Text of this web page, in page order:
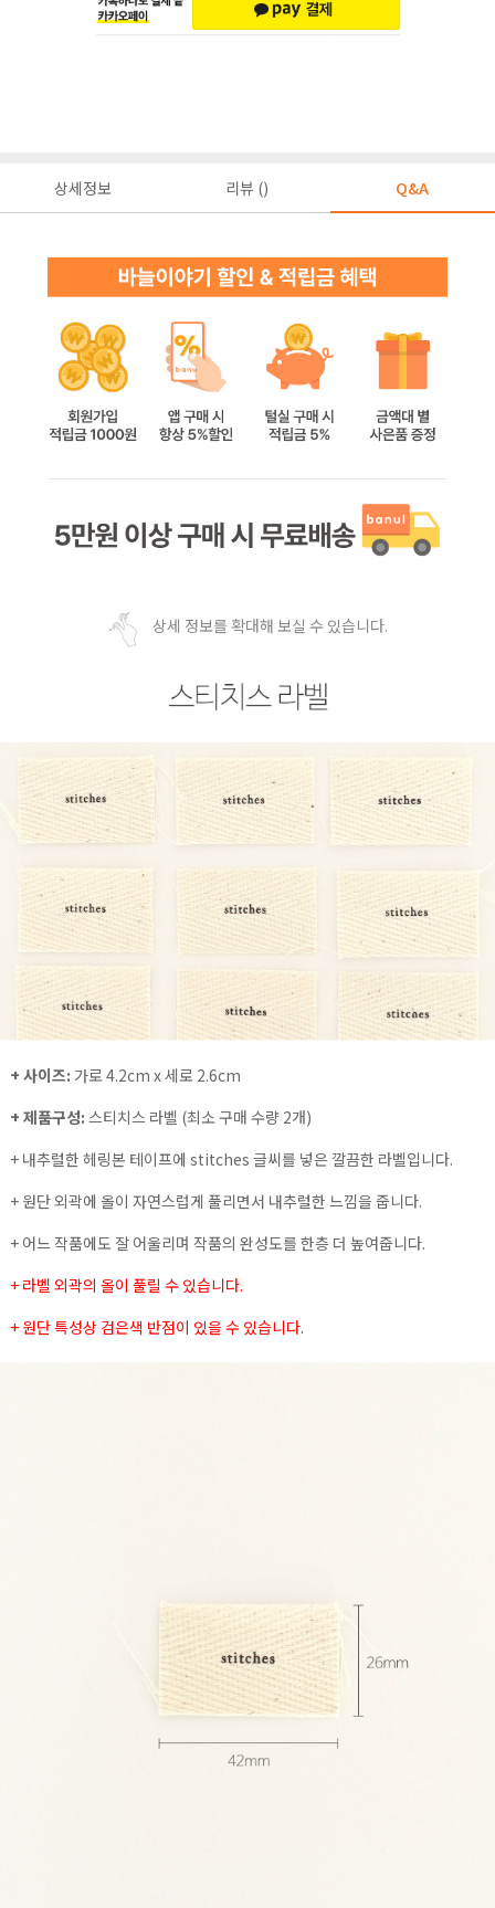
상세정보 리뷰 () Q&A
상세 정보를 확대해 보실 수 있습니다.
+ 사이즈: 가로 4.2cm x 세로 2.6cm
+ 제품구성: 스티치스 라벨 (최소 구매 수량 2개)
+ 내추럴한 헤링본 테이프에 stitches 글씨를 넣은 깔끔한 라벨입니다.
+ 원단 외곽에 올이 자연스럽게 풀리면서 내추럴한 느낌을 줍니다.
+ 어느 작품에도 잘 어울리며 작품의 완성도를 한층 더 높여줍니다.
+ 라벨 외곽의 올이 풀릴 수 있습니다.
+ 원단 특성상 검은색 반점이 있을 수 있습니다.